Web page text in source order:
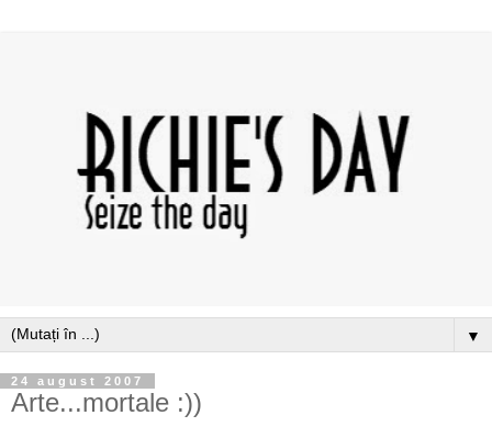
▼
24 august 2007
Arte...mortale :))